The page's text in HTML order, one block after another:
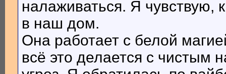
налаживаться. Я чувствую,
в наш дом.
Она работает с белой
всё это делается с чистым